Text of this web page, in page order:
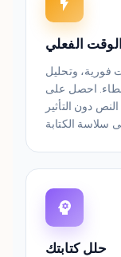
الفعلي
وتحليل
احصل على
دون التأثير
حلل كتابتك